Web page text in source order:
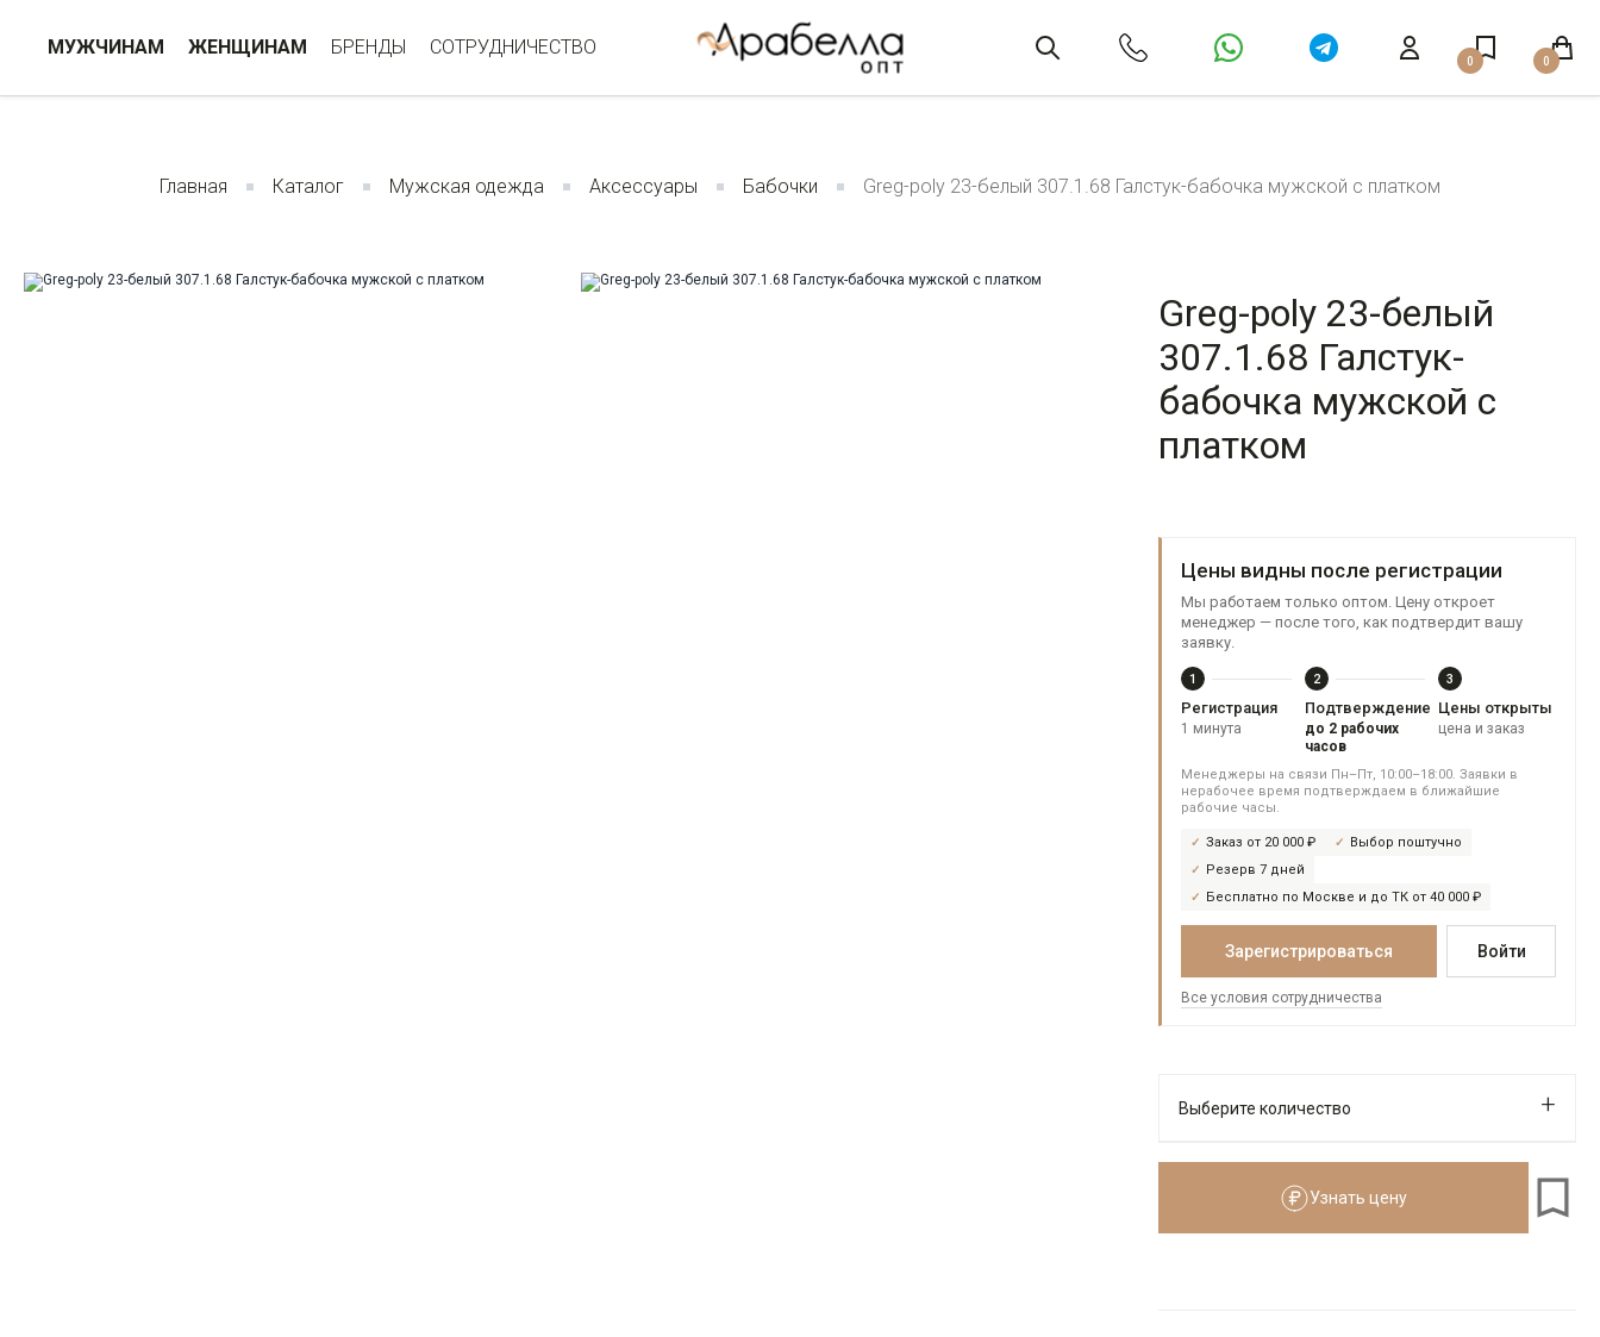
МУЖЧИНАМ ЖЕНЩИНАМ БРЕНДЫ СОТРУДНИЧЕСТВО
0 0
Главная Каталог Мужская одежда Аксессуары Бабочки Greg-poly 23-белый 307.1.68 Галстук-бабочка мужской с платком
Greg-poly 23-белый
307.1.68 Галстук-
бабочка мужской с
платком
Цены видны после регистрации
Мы работаем только оптом. Цену откроет
менеджер — после того, как подтвердит вашу
заявку.
1
Регистрация
1 минута
2
Подтверждение
до 2 рабочих
часов
3
Цены открыты
цена и заказ
Менеджеры на связи Пн–Пт, 10:00–18:00. Заявки в
нерабочее время подтверждаем в ближайшие
рабочие часы.
Заказ от 20 000 ₽
Выбор поштучно
Резерв 7 дней
Бесплатно по Москве и до ТК от 40 000 ₽
Зарегистрироваться Войти
Все условия сотрудничества
Выберите количество
Узнать цену